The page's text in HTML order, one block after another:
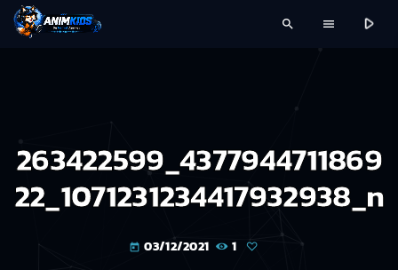
search menu play_arrow
263422599_4377944711869
22_1071231234417932938_n
today 03/12/2021 1